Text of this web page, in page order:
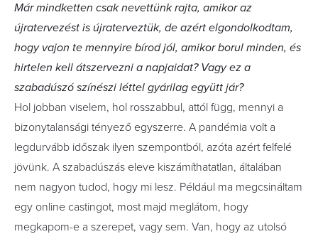
Már mindketten csak nevettünk rajta, amikor az
újratervezést is újraterveztük, de azért elgondolkodtam,
hogy vajon te mennyire bírod jól, amikor borul minden, és
hirtelen kell átszervezni a napjaidat? Vagy ez a
szabadúszó színészi léttel gyárilag együtt jár?
Hol jobban viselem, hol rosszabbul, attól függ, mennyi a
bizonytalansági tényező egyszerre. A pandémia volt a
legdurvább időszak ilyen szempontból, azóta azért felfelé
jövünk. A szabadúszás eleve kiszámíthatatlan, általában
nem nagyon tudod, hogy mi lesz. Például ma megcsináltam
egy online castingot, most majd meglátom, hogy
megkapom-e a szerepet, vagy sem. Van, hogy az utolsó